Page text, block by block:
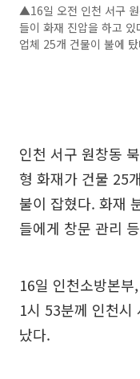
▲16일 오전 인천 서구
들이 화재 진압을 하고
업체 25개 건물이 불에
인천 서구 원창동
형 화재가 건물 25
불이 잡혔다. 화재
들에게 창문 관리
16일 인천소방본
1시 53분께 인천시
났다.